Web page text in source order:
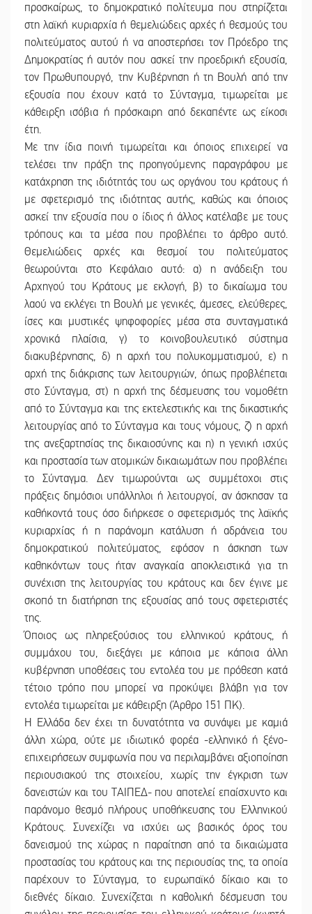
προσκαίρως, το δημοκρατικό πολίτευμα που στηρίζεται
στη λαϊκή κυριαρχία ή θεμελιώδεις αρχές ή θεσμούς του
πολιτεύματος αυτού ή να αποστερήσει τον Πρόεδρο της
Δημοκρατίας ή αυτόν που ασκεί την προεδρική εξουσία,
τον Πρωθυπουργό, την Κυβέρνηση ή τη Βουλή από την
εξουσία που έχουν κατά το Σύνταγμα, τιμωρείται με
κάθειρξη ισόβια ή πρόσκαιρη από δεκαπέντε ως είκοσι
έτη.
Με την ίδια ποινή τιμωρείται και όποιος επιχειρεί να
τελέσει την πράξη της προηγούμενης παραγράφου με
κατάχρηση της ιδιότητάς του ως οργάνου του κράτους ή
με σφετερισμό της ιδιότητας αυτής, καθώς και όποιος
ασκεί την εξουσία που ο ίδιος ή άλλος κατέλαβε με τους
τρόπους και τα μέσα που προβλέπει το άρθρο αυτό.
Θεμελιώδεις αρχές και θεσμοί του πολιτεύματος
θεωρούνται στο Κεφάλαιο αυτό: α) η ανάδειξη του
Αρχηγού του Κράτους με εκλογή, β) το δικαίωμα του
λαού να εκλέγει τη Βουλή με γενικές, άμεσες, ελεύθερες,
ίσες και μυστικές ψηφοφορίες μέσα στα συνταγματικά
χρονικά πλαίσια, γ) το κοινοβουλευτικό σύστημα
διακυβέρνησης, δ) η αρχή του πολυκομματισμού, ε) η
αρχή της διάκρισης των λειτουργιών, όπως προβλέπεται
στο Σύνταγμα, στ) η αρχή της δέσμευσης του νομοθέτη
από το Σύνταγμα και της εκτελεστικής και της δικαστικής
λειτουργίας από το Σύνταγμα και τους νόμους, ζ) η αρχή
της ανεξαρτησίας της δικαιοσύνης και η) η γενική ισχύς
και προστασία των ατομικών δικαιωμάτων που προβλέπει
το Σύνταγμα. Δεν τιμωρούνται ως συμμέτοχοι στις
πράξεις δημόσιοι υπάλληλοι ή λειτουργοί, αν άσκησαν τα
καθήκοντά τους όσο διήρκεσε ο σφετερισμός της λαϊκής
κυριαρχίας ή η παράνομη κατάλυση ή αδράνεια του
δημοκρατικού πολιτεύματος, εφόσον η άσκηση των
καθηκόντων τους ήταν αναγκαία αποκλειστικά για τη
συνέχιση της λειτουργίας του κράτους και δεν έγινε με
σκοπό τη διατήρηση της εξουσίας από τους σφετεριστές
της.
Όποιος ως πληρεξούσιος του ελληνικού κράτους, ή
συμμάχου του, διεξάγει με κάποια με κάποια άλλη
κυβέρνηση υποθέσεις του εντολέα του με πρόθεση κατά
τέτοιο τρόπο που μπορεί να προκύψει βλάβη για τον
εντολέα τιμωρείται με κάθειρξη (Άρθρο 151 ΠΚ).
Η Ελλάδα δεν έχει τη δυνατότητα να συνάψει με καμιά
άλλη χώρα, ούτε με ιδιωτικό φορέα -ελληνικό ή ξένο-
επιχειρήσεων συμφωνία που να περιλαμβάνει αξιοποίηση
περιουσιακού της στοιχείου, χωρίς την έγκριση των
δανειστών και του ΤΑΙΠΕΔ- που αποτελεί επαίσχυντο και
παράνομο θεσμό πλήρους υποθήκευσης του Ελληνικού
Κράτους. Συνεχίζει να ισχύει ως βασικός όρος του
δανεισμού της χώρας η παραίτηση από τα δικαιώματα
προστασίας του κράτους και της περιουσίας της, τα οποία
παρέχουν το Σύνταγμα, το ευρωπαϊκό δίκαιο και το
διεθνές δίκαιο. Συνεχίζεται η καθολική δέσμευση του